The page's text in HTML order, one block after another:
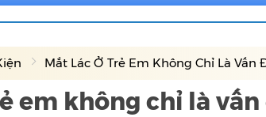
Mắt Lác Ở Trẻ Em Không Chỉ Là Vấn
em không chỉ là